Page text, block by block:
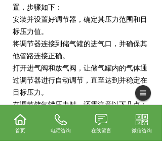
置，步骤如下：
安装并设置好调节器，确定其压力范围和目
标压力值。
将调节器连接到储气罐的进气口，并确保其
他管路连接正确。
打开进气阀和放气阀，让储气罐内的气体通
过调节器进行自动调节，直至达到并稳定在
目标压力。
在调节储气罐压力时，还需注意以下几点：
操作前需确保储气罐内部无气体，并具备相
应的操作经验和技能。
手动调节时要缓慢进行，防止压力波动过
首页 电话咨询 在线留言 微信咨询